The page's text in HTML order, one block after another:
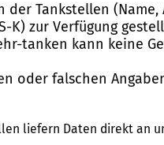
der Tankstellen
K) zur Verfügung
tanken kann keine
oder falschen
liefern Daten direkt an